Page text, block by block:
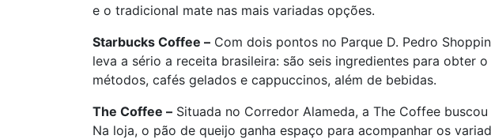
e o tradicional mate nas mais variadas opções.
Starbucks Coffee – Com dois pontos no Parque D. Pedro
leva a sério a receita brasileira: são seis ingredientes para obter
métodos, cafés gelados e cappuccinos, além de bebidas.
The Coffee – Situada no Corredor Alameda, a The Coffee
Na loja, o pão de queijo ganha espaço para acompanhar os